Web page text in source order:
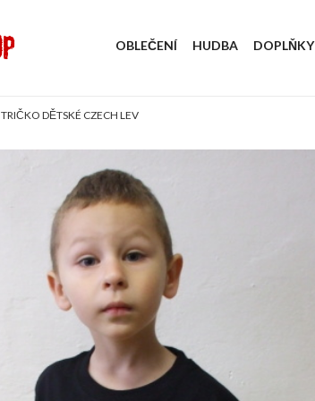
OBLEČENÍ HUDBA DOPLŇKY
TRIČKO DĚTSKÉ CZECH LEV